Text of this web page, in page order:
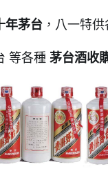
年茅台 ，八一特
等各種 茅台酒收